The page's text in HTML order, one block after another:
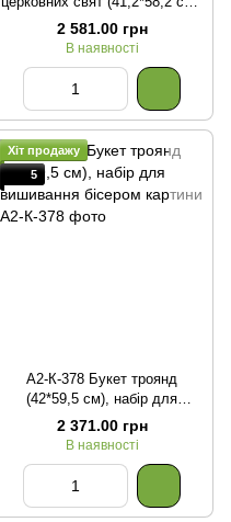
набір для вишивання бісером
ікони
2 581.00 грн
В наявності
Хіт продажу
5
А2-К-378 Букет троянд
(42*59,5 см), набір для
вишивання бісером картини
2 371.00 грн
В наявності